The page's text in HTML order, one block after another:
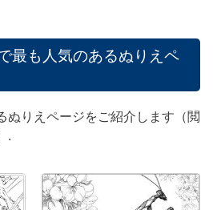
最も人気のあるぬりえペ
ぬりえページをご紹介します（閲
.